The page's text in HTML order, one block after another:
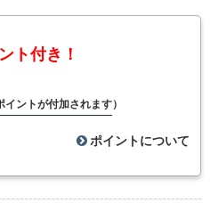
ト付き！
イントが付加されます）
ポイントについて